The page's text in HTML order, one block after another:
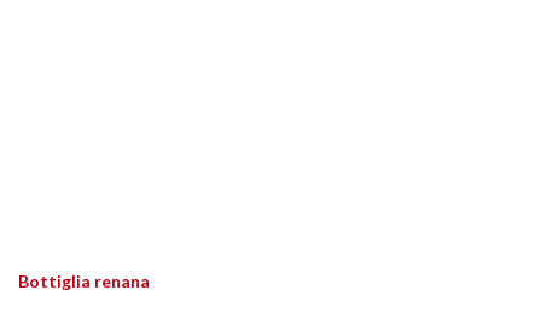
Bottiglia renana